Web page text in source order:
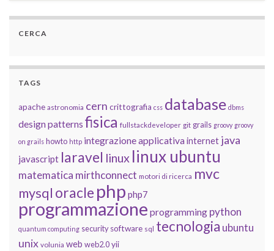
CERCA
TAGS
apache astronomia cern crittografia css database dbms
design patterns fisica fullstackdeveloper git grails groovy groovy
on grails howto http integrazione applicativainternet java
javascript laravel linux linux ubuntu
matematica mirthconnect motori di ricerca mvc
mysql oracle php php7
programmazione programming python
quantum computing security software sql tecnologia ubuntu
unix volunia web web2.0 yii